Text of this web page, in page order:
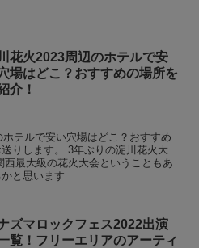
花火2023周辺のホテルで安
場はどこ？おすすめの場所を
介！
テルで安い穴場はどこ？おすすめ
りします。 3年ぶりの淀川花火大
最大級の花火大会ということもあ
と思います...
ズマロックフェス2022出演
覧！フリーエリアのアーティ